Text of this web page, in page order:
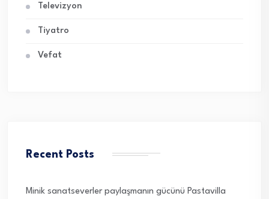
Televizyon
Tiyatro
Vefat
Recent Posts
Minik sanatseverler paylaşmanın gücünü Pastavilla